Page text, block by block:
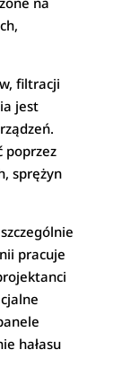
filtracji
jest
poprzez
sprężyn
pracuje
hałasu